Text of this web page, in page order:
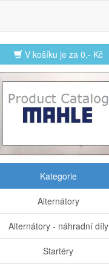
V košíku je za 0,- Kč
Kategorie
Alternátory
Alternátory - náhradní díly
Startéry